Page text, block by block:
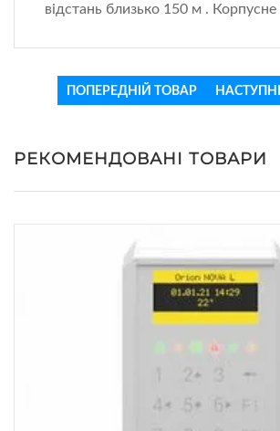
відстань близько 150 м .
ПОПЕРЕДНІЙ ТОВАР
РЕКОМЕНДОВАНІ ТОВАРИ